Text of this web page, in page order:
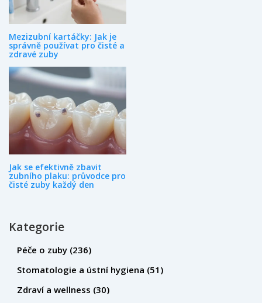
Mezizubní kartáčky: Jak je
správně používat pro čisté a
zdravé zuby
Jak se efektivně zbavit
zubního plaku: průvodce pro
čisté zuby každý den
Kategorie
Péče o zuby (236)
Stomatologie a ústní hygiena (51)
Zdraví a wellness (30)